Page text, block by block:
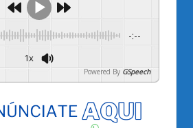
-:--
1x
Powered By GSpeech